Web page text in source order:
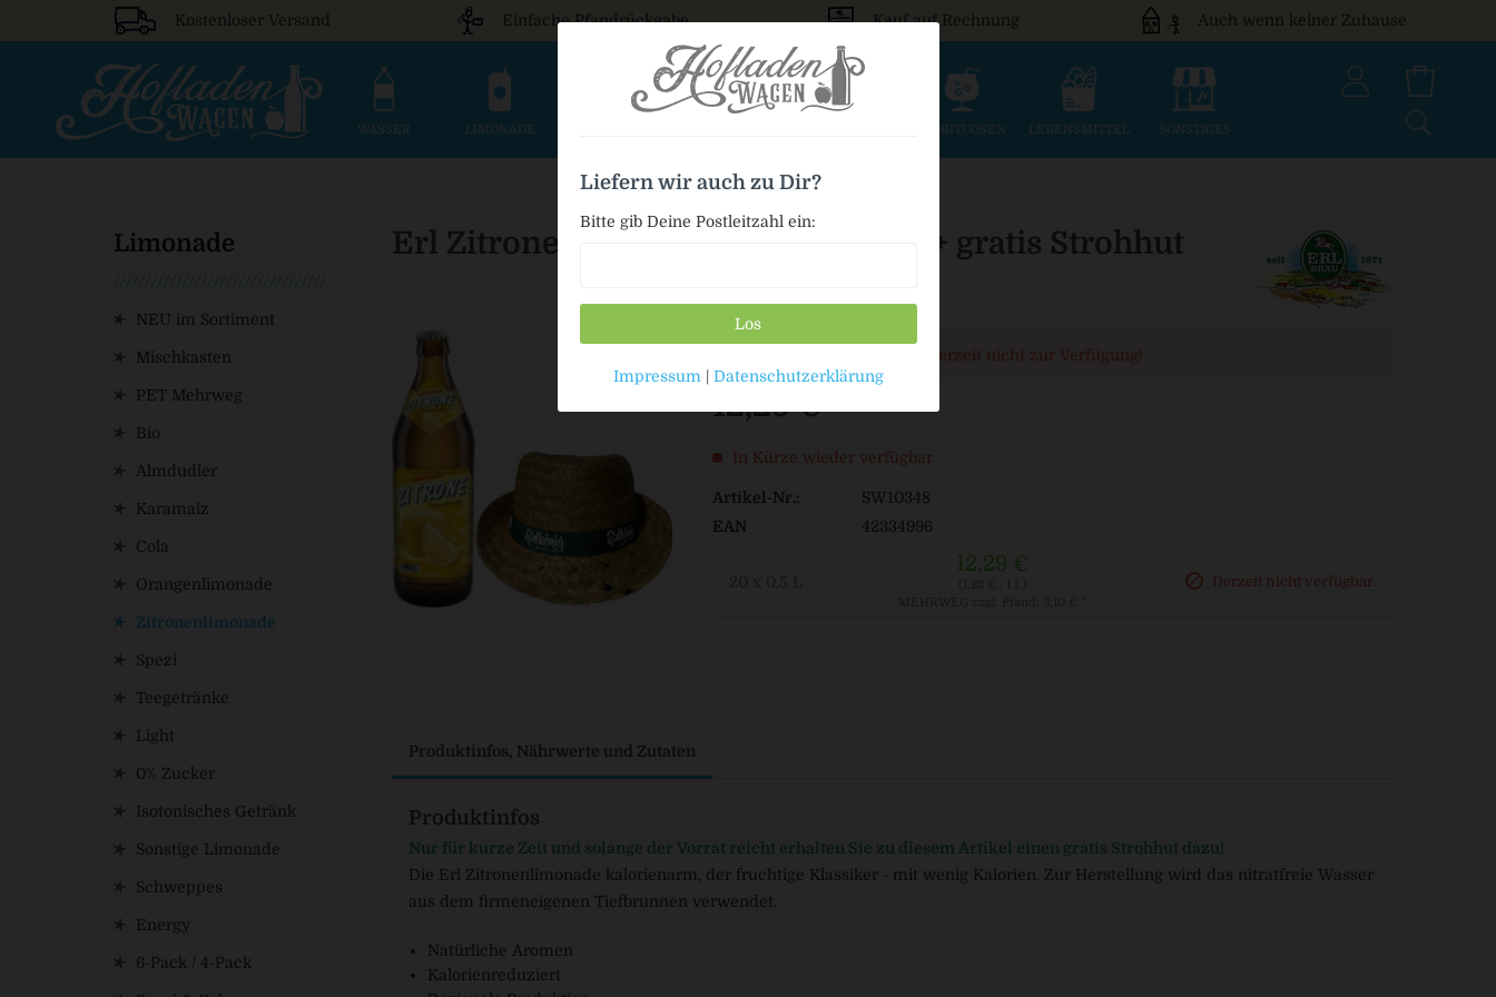
Kostenloser Versand Einfache Pfandrückgabe Kauf auf Rechnung Auch wenn keiner Zuhause
WASSER LIMONADE SPIRITUOSEN LEBENSMITTEL SONSTIGES
Limonade
NEU im Sortiment
Mischkasten
PET Mehrweg
Bio
Almdudler
Karamalz
Cola
Orangenlimonade
Zitronenlimonade
Spezi
Teegetränke
Light
0% Zucker
Isotonisches Getränk
Sonstige Limonade
Schweppes
Energy
6-Pack / 4-Pack
Erl Zitronenlimonade kalorienarm + gratis Strohhut
Dieser Artikel steht derzeit nicht zur Verfügung!
12,29 € *
In Kürze wieder verfügbar
Artikel-Nr.:
SW10348
EAN
42334996
12,29 €
Derzeit nicht verfügbar.
Produktinfos, Nährwerte und Zutaten
Produktinfos
Nur für kurze Zeit und solange der Vorrat reicht erhalten Sie zu diesem Artikel einen gratis Strohhut dazu!
Die Erl Zitronenlimonade kalorienarm, der fruchtige Klassiker - mit wenig Kalorien. Zur Herstellung wird das nitratfreie Wasser
aus dem firmeneigenen Tiefbrunnen verwendet.
Natürliche Aromen
Kalorienreduziert
Liefern wir auch zu Dir?
Bitte gib Deine Postleitzahl ein:
Los
Impressum | Datenschutzerklärung